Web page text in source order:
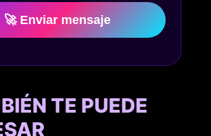
🚀 Enviar mensaje
TE PUEDE